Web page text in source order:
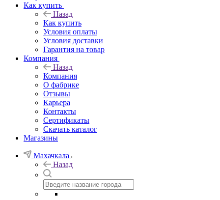
Как купить
Назад
Как купить
Условия оплаты
Условия доставки
Гарантия на товар
Компания
Назад
Компания
О фабрике
Отзывы
Карьера
Контакты
Сертификаты
Скачать каталог
Магазины
Махачкала
Назад